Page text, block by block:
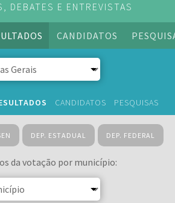
DEBATES E ENTREVISTAS
CANDIDATOS
CANDIDATOS PESQUISAS
DEP. ESTADUAL DEP. FEDERAL
da votação por município: